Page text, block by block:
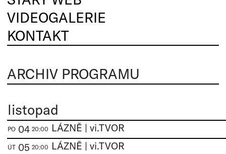
VIDEOGALERIE
KONTAKT
ARCHIV PROGRAMU
listopad
PO 04 20:00 LÁZNĚ | vi.TVOR
ÚT 05 20:00 LÁZNĚ | vi.TVOR